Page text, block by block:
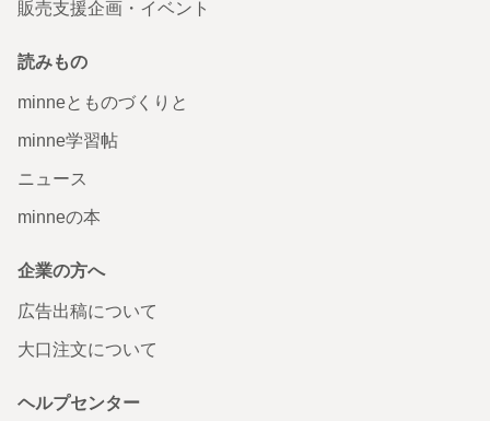
販売支援企画・イベント
読みもの
minneとものづくりと
minne学習帖
ニュース
minneの本
企業の方へ
広告出稿について
大口注文について
ヘルプセンター